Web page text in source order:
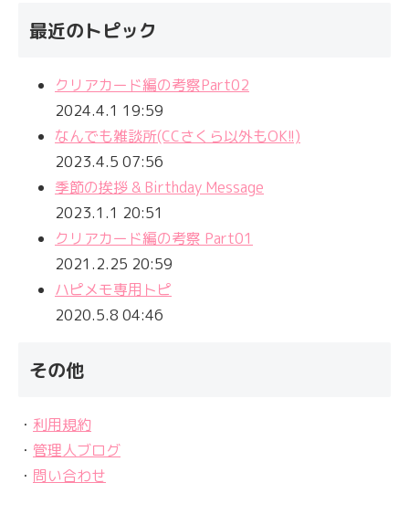
最近のトピック
クリアカード編の考察Part02
2024.4.1 19:59
なんでも雑談所(CCさくら以外もOK!!)
2023.4.5 07:56
季節の挨拶 & Birthday Message
2023.1.1 20:51
クリアカード編の考察 Part01
2021.2.25 20:59
ハピメモ専用トピ
2020.5.8 04:46
その他
・ 利用規約
・ 管理人ブログ
・ 問い合わせ